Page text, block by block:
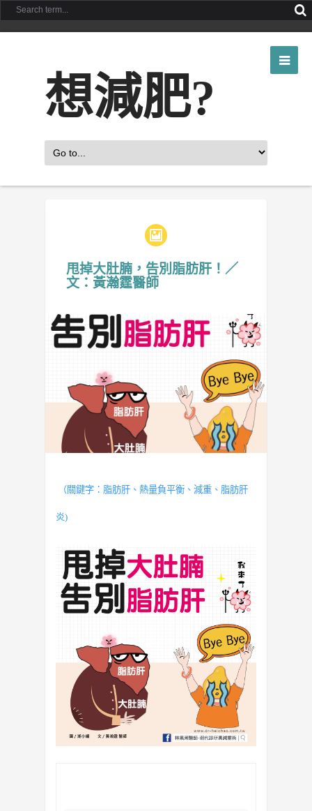
想減肥?
甩掉大肚腩，告別脂肪肝！／
文：黃瀚霆醫師
（關鍵字：脂肪肝、 熱量負平衡 、 減重 、脂肪肝
炎)